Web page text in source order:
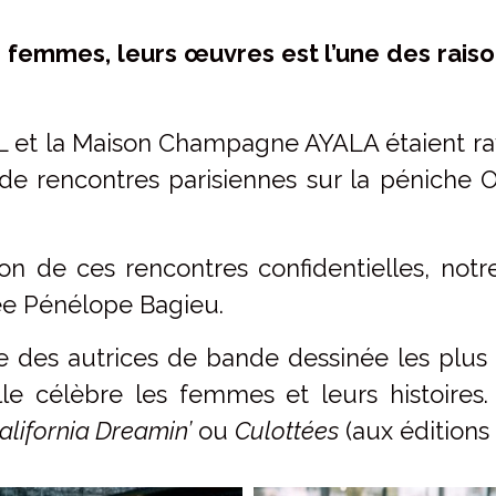
leurs œuvres est l’une des
et la Maison Champagne AYALA étaient
rencontres parisiennes sur la péniche
de ces rencontres confidentielles,
Pénélope Bagieu.
des autrices de bande dessinée les
célèbre les femmes et leurs
Dreamin’ou Culottées (aux